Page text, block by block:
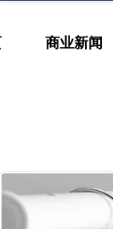
商业新闻